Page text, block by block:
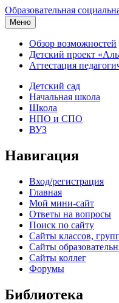
Образовательная
Меню
Обзор возможностей
Детский проект
Аттестация
Детский сад
Начальная школа
Школа
НПО и СПО
ВУЗ
Навигация
Вход/регистрация
Главная
Мой мини-сайт
Ответы на вопросы
Поиск по сайту
Сайты классов,
Сайты
Сайты коллег
Форумы
Библиотека